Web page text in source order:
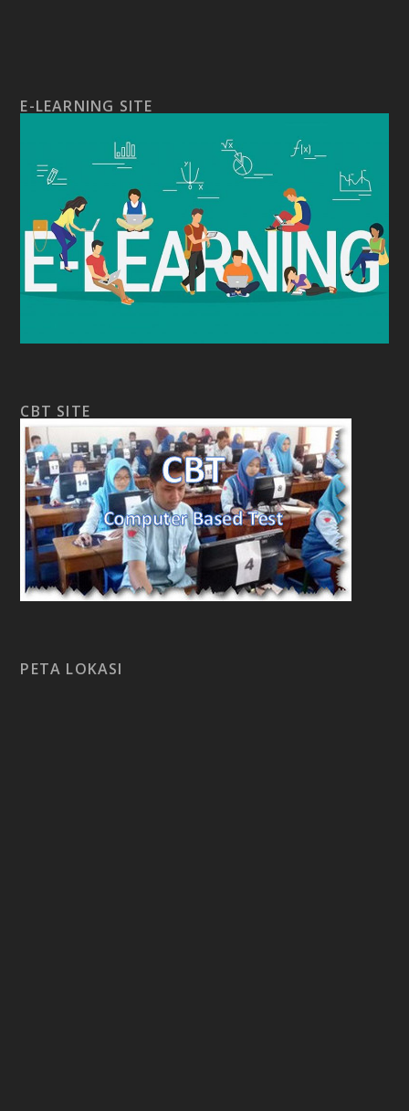
E-LEARNING SITE
CBT SITE
PETA LOKASI